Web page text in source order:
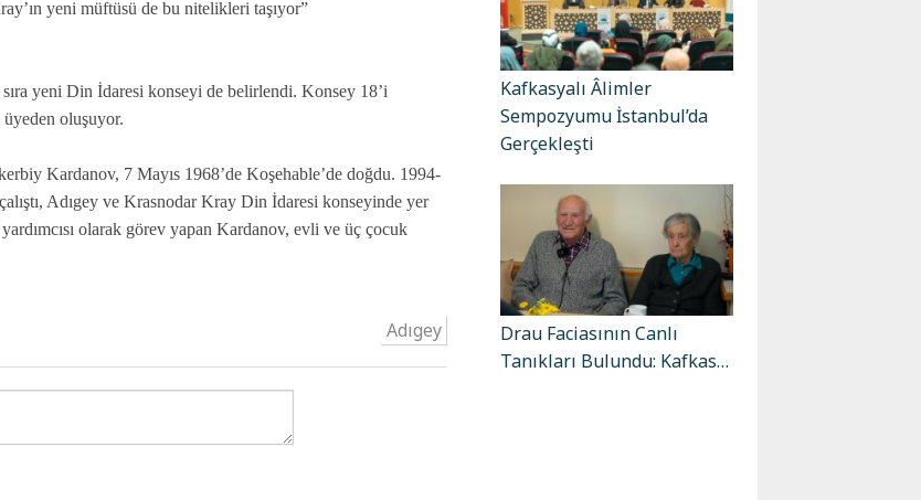
yeni müftüsü de bu nitelikleri taşıyor”
yeni Din İdaresi konseyi de belirlendi. Konsey 18’i
üyeden oluşuyor.
Kardanov, 7 Mayıs 1968’de Koşehable’de doğdu. 1994-
Adıgey ve Krasnodar Kray Din İdaresi konseyinde yer
olarak görev yapan Kardanov, evli ve üç çocuk
Adıgey
Kafkasyalı Âlimler
Sempozyumu İstanbul’da
Gerçekleşti
Drau Faciasının Canlı
Tanıkları Bulundu: Kafkas…